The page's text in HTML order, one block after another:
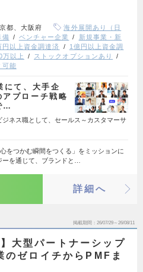
都、大阪府
海外展開あり（日
備 ベンチャー企業
新規事業・新
以上資金調達済
1億円以上資金調
万以上
ストックオプションあり
可能
にて、大手企
プローチ戦略
…
ネス職として、セールス～カスタマーサ
をつかむ瞬間をつくる」をミッションに
ーを通じて、ブランドと…
詳細へ
掲載期間 26/07/29～26/08/11
大型パートナーシップ
のゼロイチからPMFま